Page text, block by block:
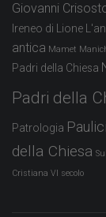
Giovanni
Ireneo di Lione
antica Mamet
Padri della Chiesa
Padri della
Patrologia
della Chiesa
Cristiana VI secolo